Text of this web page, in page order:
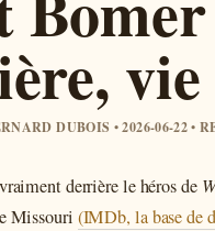
DUBOIS • 2026-06-22 •
derrière le héros de
Missouri (IMDb, la base de